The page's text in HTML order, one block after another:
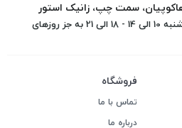
هاکوپیان، سمت چپ، زانیک استور
ساعت پاسخگویی : شنبه تا چهارشنبه 10 الی 14 - 18 الی 21 به جز روزهای
فروشگاه
تماس با ما
درباره ما